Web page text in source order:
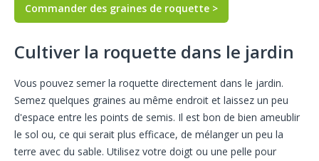
Commander des graines de roquette >
Cultiver la roquette dans le jardin
Vous pouvez semer la roquette directement dans le jardin.
Semez quelques graines au même endroit et laissez un peu
d'espace entre les points de semis. Il est bon de bien ameublir
le sol ou, ce qui serait plus efficace, de mélanger un peu la
terre avec du sable. Utilisez votre doigt ou une pelle pour